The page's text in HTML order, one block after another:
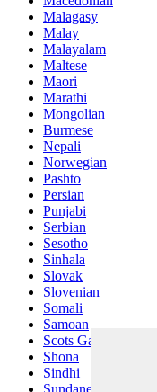
Malagasy
Malay
Malayalam
Maltese
Maori
Marathi
Mongolian
Burmese
Nepali
Norwegian
Pashto
Persian
Punjabi
Serbian
Sesotho
Sinhala
Slovak
Slovenian
Somali
Samoan
Scots Gaelic
Shona
Sindhi
Sundanese